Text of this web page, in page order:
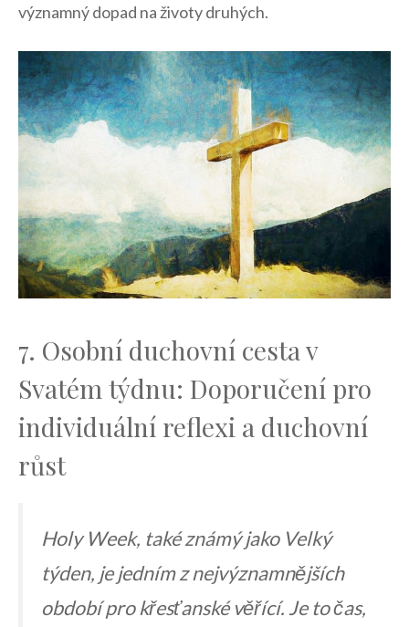
významný dopad na životy druhých.
7. Osobní duchovní cesta⁣ v
Svatém⁣ týdnu: Doporučení pro
individuální reflexi a ⁤duchovní
růst
Holy Week, také známý jako Velký
týden, je jedním z nejvýznamnějších
období ‌pro křesťanské věřící. Je to čas,